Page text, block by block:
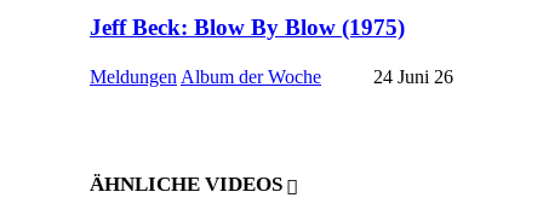
Jeff Beck: Blow By Blow (1975)
Meldungen Album der Woche 24 Juni 26
ÄHNLICHE VIDEOS